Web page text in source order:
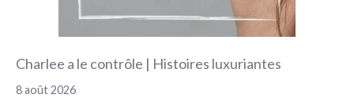
Charlee a le contrôle | Histoires luxuriantes
8 août 2026